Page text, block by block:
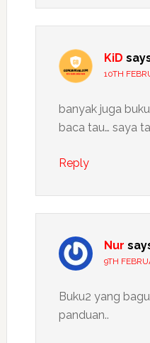
KiD
10TH
banyak juga
baca tau… saya
Reply
Nur
9TH
Buku2 yang
panduan..